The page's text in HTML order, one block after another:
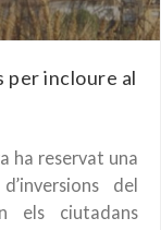
per incloure al
ha reservat una
del
els ciutadans